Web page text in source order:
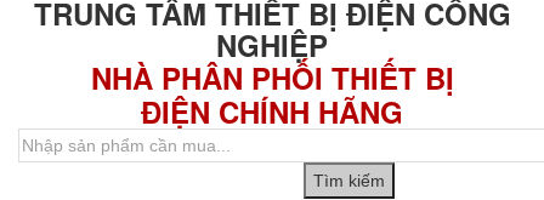
TRUNG TÂM THIẾT BỊ ĐIỆN CÔNG
NGHIỆP
NHÀ PHÂN PHỐI THIẾT BỊ
ĐIỆN CHÍNH HÃNG